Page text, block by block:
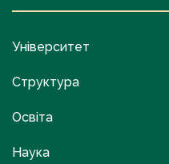
Університет
Структура
Освіта
Наука